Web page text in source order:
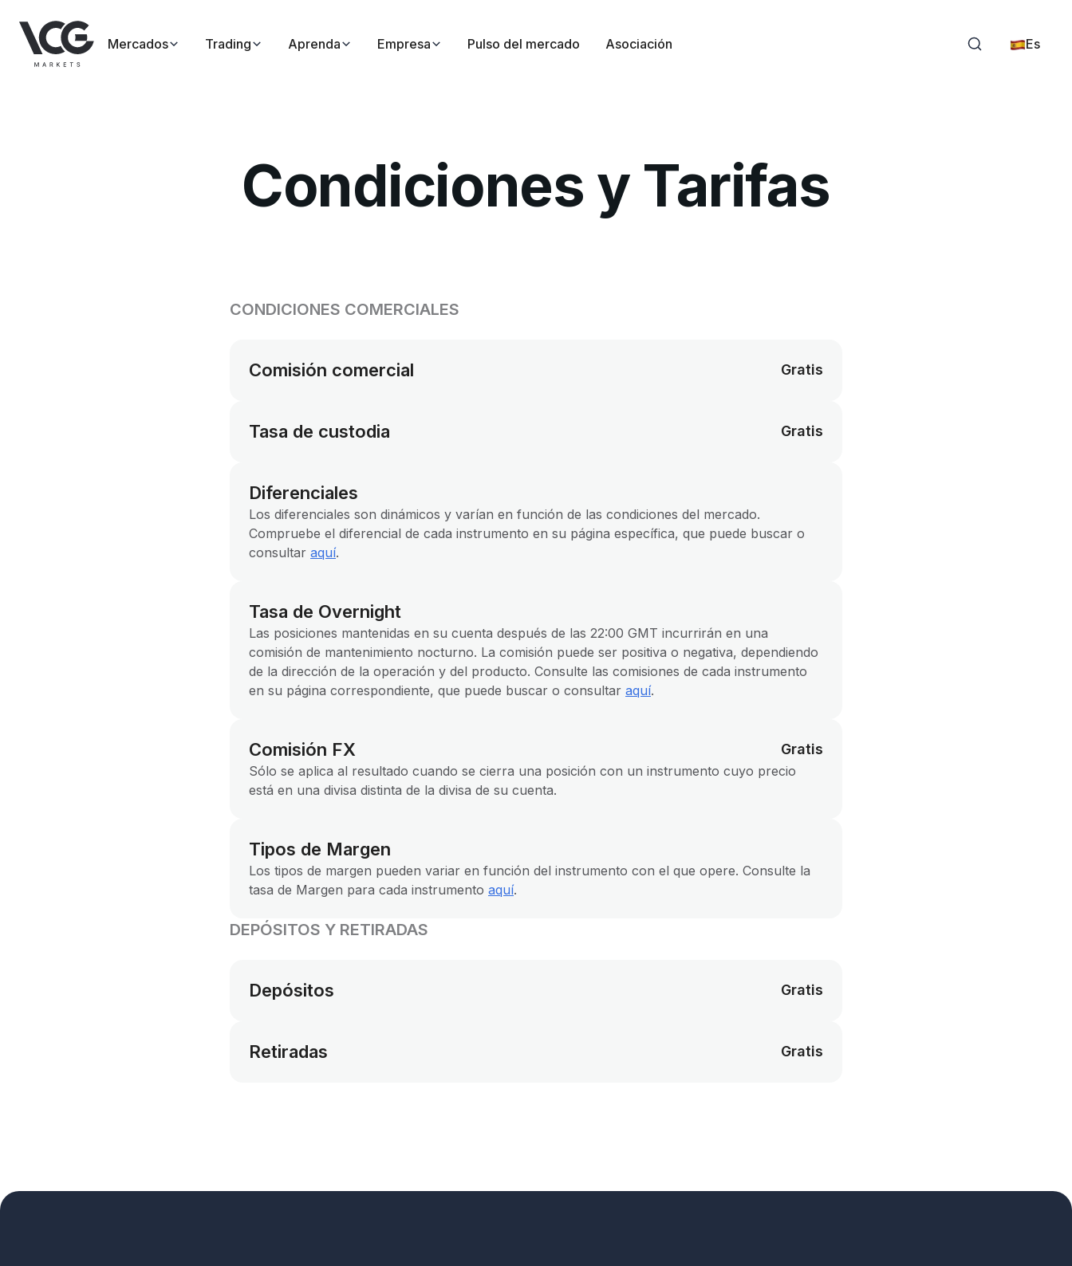
Mercados Trading Aprenda Empresa Pulso del mercado Asociación Es
Condiciones y Tarifas
CONDICIONES COMERCIALES
Comisión comercial Gratis
Tasa de custodia Gratis
Diferenciales
Los diferenciales son dinámicos y varían en función de las condiciones del mercado.
Compruebe el diferencial de cada instrumento en su página específica, que puede buscar o
consultar aquí.
Tasa de Overnight
Las posiciones mantenidas en su cuenta después de las 22:00 GMT incurrirán en una
comisión de mantenimiento nocturno. La comisión puede ser positiva o negativa, dependiendo
de la dirección de la operación y del producto. Consulte las comisiones de cada instrumento
en su página correspondiente, que puede buscar o consultar aquí.
Comisión FX Gratis
Sólo se aplica al resultado cuando se cierra una posición con un instrumento cuyo precio
está en una divisa distinta de la divisa de su cuenta.
Tipos de Margen
Los tipos de margen pueden variar en función del instrumento con el que opere. Consulte la
tasa de Margen para cada instrumento aquí.
DEPÓSITOS Y RETIRADAS
Depósitos Gratis
Retiradas Gratis